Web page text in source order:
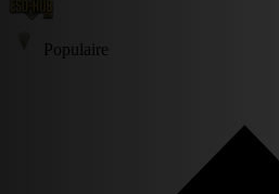
Populaire